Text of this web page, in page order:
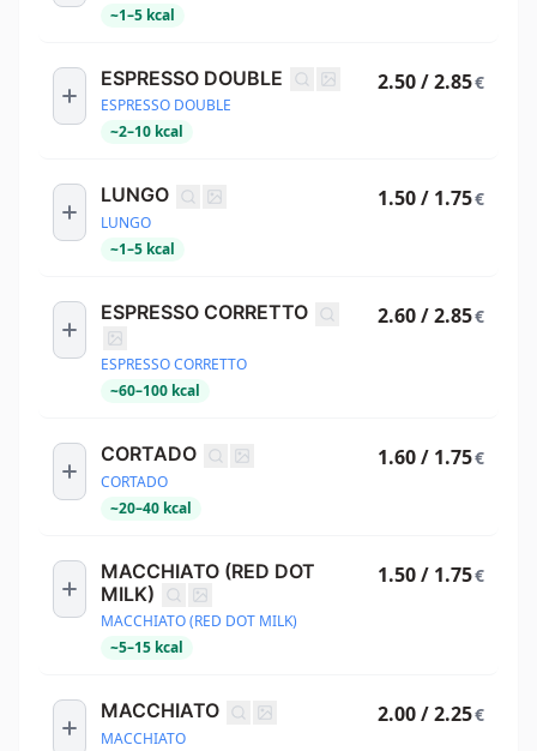
~1–5 kcal
ESPRESSO DOUBLE
ESPRESSO DOUBLE
~2–10 kcal
2.50 / 2.85€
LUNGO
LUNGO
~1–5 kcal
1.50 / 1.75€
ESPRESSO CORRETTO
ESPRESSO CORRETTO
~60–100 kcal
2.60 / 2.85€
CORTADO
CORTADO
~20–40 kcal
1.60 / 1.75€
MACCHIATO (RED DOT
MILK)
MACCHIATO (RED DOT MILK)
~5–15 kcal
1.50 / 1.75€
MACCHIATO
MACCHIATO
2.00 / 2.25€